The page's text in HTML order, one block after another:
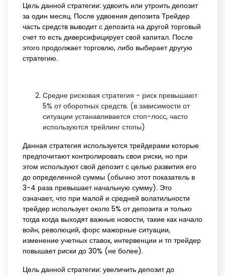
Цель данной стратегии: удвоить или утроить депозит
за один месяц. После удвоения депозита Трейдер
часть средств выводит с депозита на другой торговый
счет то есть диверсифицирует свой капитал. После
этого продолжает торговлю, либо выбирает другую
стратегию.
Средне рисковая стратегия - риск превышают
5% от оборотных средств. (в зависимости от
ситуации устанавливается стоп-лосс, часто
используются трейлинг стопы)
Данная стратегия используется трейдерами которые
предпочитают контролировать свои риски, но при
этом используют свой депозит с целью развития его
до определенной суммы (обычно этот показатель в
3-4 раза превышает начальную сумму). Это
означает, что при малой и средней волатильности
трейдер использует около 5% от депозита и только
тогда когда выходят важные новости, такие как начало
войн, революций, форс мажорные ситуации,
изменение учетных ставок, интервенции и тп трейдер
повышает риски до 30% (не более).
Цель данной стратегии: увеличить депозит до